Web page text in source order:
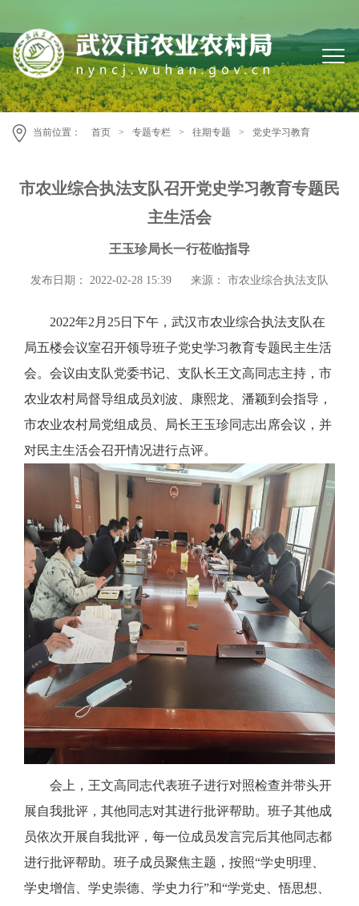
当前位置： 首页 > 专题专栏 > 往期专题 > 党史学习教育
市农业综合执法支队召开党史学习教育专题民
主生活会
王玉珍局长一行莅临指导
发布日期： 2022-02-28 15:39 来源： 市农业综合执法支队
2022年2月25日下午，武汉市农业综合执法支队在
局五楼会议室召开领导班子党史学习教育专题民主生活
会。会议由支队党委书记、支队长王文高同志主持，市
农业农村局督导组成员刘波、康熙龙、潘颖到会指导，
市农业农村局党组成员、局长王玉珍同志出席会议，并
对民主生活会召开情况进行点评。
会上，王文高同志代表班子进行对照检查并带头开
展自我批评，其他同志对其进行批评帮助。班子其他成
员依次开展自我批评，每一位成员发言完后其他同志都
进行批评帮助。班子成员聚焦主题，按照“学史明理、
学史增信、学史崇德、学史力行”和“学党史、悟思想、